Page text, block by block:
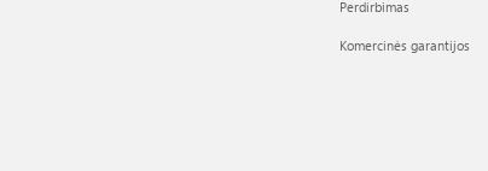
Perdirbimas
Komercinės garantijos